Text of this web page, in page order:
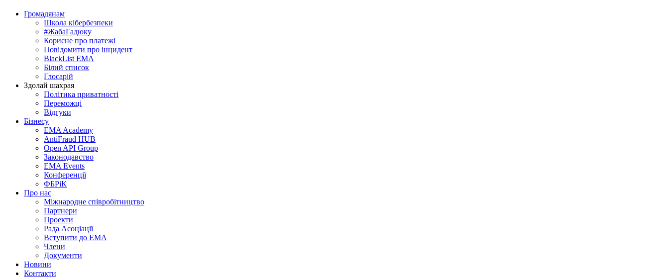
Громадянам
Школа кібербезпеки
#ЖабаГадюку
Корисне про платежі
Повідомити про інцидент
BlackList EMA
Білий список
Глосарій
Здолай шахрая
Політика приватності
Переможцi
Відгуки
Бізнесу
EMA Academy
AntiFraud HUB
Open API Group
Законодавство
EMA Events
Конференції
ФБРіК
Про нас
Міжнародне співробітництво
Партнери
Проекти
Рада Асоціації
Вступити до ЕМА
Члени
Документи
Новини
Контакти